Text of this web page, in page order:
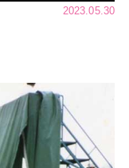
2023.05.30